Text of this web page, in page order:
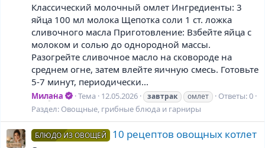
Классический молочный омлет Ингредиенты: 3
яйца 100 мл молока Щепотка соли 1 ст. ложка
сливочного масла Приготовление: Взбейте яйца с
молоком и солью до однородной массы.
Разогрейте сливочное масло на сковороде на
среднем огне, затем влейте яичную смесь. Готовьте
5-7 минут, периодически...
Милана Тема 12.05.2026 завтрак омлет
Ответы: 0
Раздел: Овощные, грибные блюда и гарниры
БЛЮДО ИЗ ОВОЩЕЙ 10 рецептов овощных котлет